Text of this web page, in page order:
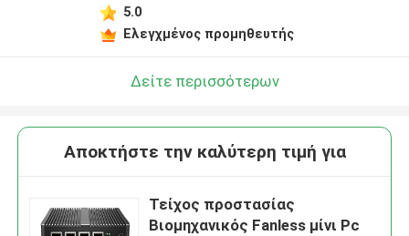
5.0
Ελεγχμένος προμηθευτής
Δείτε περισσότερων
Αποκτήστε την καλύτερη τιμή για
Τείχος προστασίας
Βιομηχανικός Fanless μίνι Pc